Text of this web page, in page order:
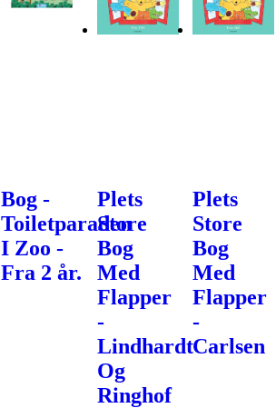
Bog -
Toiletparaden
I Zoo -
Fra 2 år.
Plets
Store
Bog
Med
Flapper
-
Lindhardt
Og
Ringhof
Plets
Store
Bog
Med
Flapper
-
Carlsen